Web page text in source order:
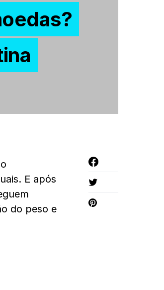
E após
do peso e